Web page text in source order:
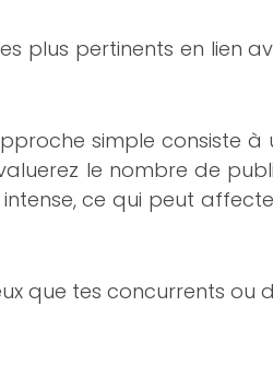
plus pertinents en lien
simple consiste
le nombre de
ce qui peut
que tes concurrents ou